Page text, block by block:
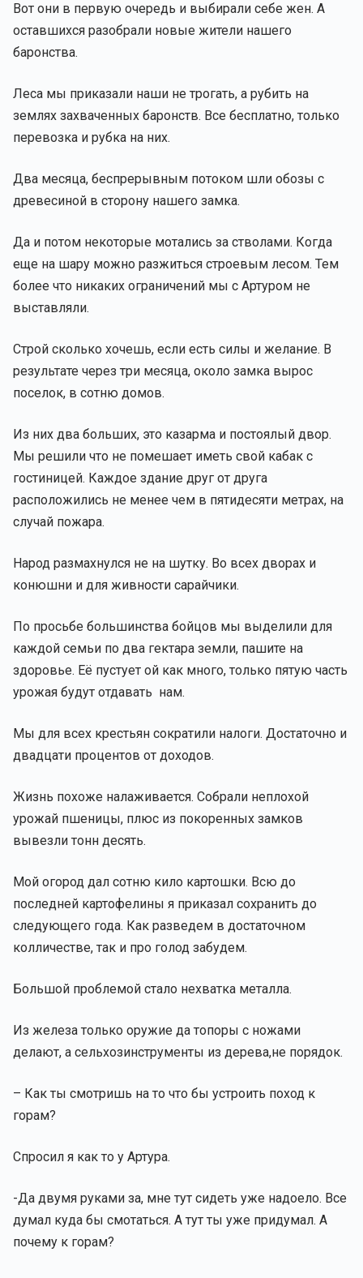
Вот они в первую очередь и выбирали себе жен. А
оставшихся разобрали новые жители нашего
баронства.
Леса мы приказали наши не трогать, а рубить на
землях захваченных баронств. Все бесплатно, только
перевозка и рубка на них.
Два месяца, беспрерывным потоком шли обозы с
древесиной в сторону нашего замка.
Да и потом некоторые мотались за стволами. Когда
еще на шару можно разжиться строевым лесом. Тем
более что никаких ограничений мы с Артуром не
выставляли.
Строй сколько хочешь, если есть силы и желание. В
результате через три месяца, около замка вырос
поселок, в сотню домов.
Из них два больших, это казарма и постоялый двор.
Мы решили что не помешает иметь свой кабак с
гостиницей. Каждое здание друг от друга
расположились не менее чем в пятидесяти метрах, на
случай пожара.
Народ размахнулся не на шутку. Во всех дворах и
конюшни и для живности сарайчики.
По просьбе большинства бойцов мы выделили для
каждой семьи по два гектара земли, пашите на
здоровье. Её пустует ой как много, только пятую часть
урожая будут отдавать нам.
Мы для всех крестьян сократили налоги. Достаточно и
двадцати процентов от доходов.
Жизнь похоже налаживается. Собрали неплохой
урожай пшеницы, плюс из покоренных замков
вывезли тонн десять.
Мой огород дал сотню кило картошки. Всю до
последней картофелины я приказал сохранить до
следующего года. Как разведем в достаточном
колличестве, так и про голод забудем.
Большой проблемой стало нехватка металла.
Из железа только оружие да топоры с ножами
делают, а сельхозинструменты из дерева,не порядок.
– Как ты смотришь на то что бы устроить поход к
горам?
Спросил я как то у Артура.
-Да двумя руками за, мне тут сидеть уже надоело. Все
думал куда бы смотаться. А тут ты уже придумал. А
почему к горам?